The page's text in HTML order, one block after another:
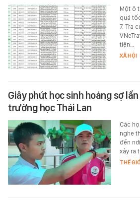
Một ô
quá
7. Tra
tiện…
XÃ HỘI
Giây phút học sinh hoảng sợ
trường học Thái Lan
Các
nghe
đến
xảy ra
THẾ